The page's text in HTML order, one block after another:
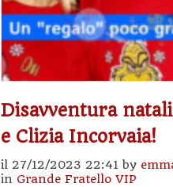
Disavventura
e Clizia Incorvaia!
il 27/12/2023 22:41 by
in Grande Fratello VIP